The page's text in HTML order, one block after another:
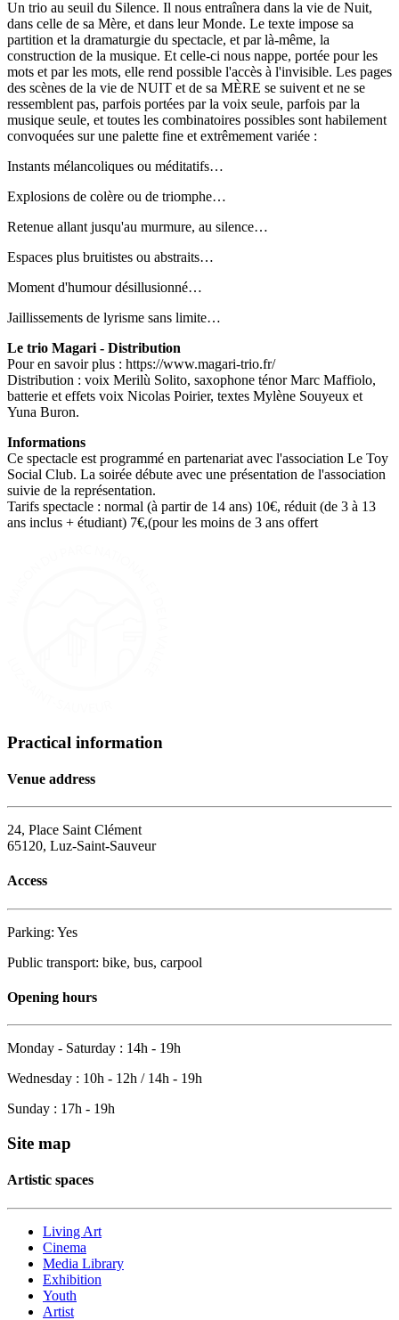
Un trio au seuil du Silence. Il nous entraînera dans la vie de Nuit,
dans celle de sa Mère, et dans leur Monde. Le texte impose sa
partition et la dramaturgie du spectacle, et par là-même, la
construction de la musique. Et celle-ci nous nappe, portée pour les
mots et par les mots, elle rend possible l'accès à l'invisible. Les pages
des scènes de la vie de NUIT et de sa MÈRE se suivent et ne se
ressemblent pas, parfois portées par la voix seule, parfois par la
musique seule, et toutes les combinatoires possibles sont habilement
convoquées sur une palette fine et extrêmement variée :
Instants mélancoliques ou méditatifs…
Explosions de colère ou de triomphe…
Retenue allant jusqu'au murmure, au silence…
Espaces plus bruitistes ou abstraits…
Moment d'humour désillusionné…
Jaillissements de lyrisme sans limite…
Le trio Magari - Distribution
Pour en savoir plus : https://www.magari-trio.fr/
Distribution : voix Merilù Solito, saxophone ténor Marc Maffiolo,
batterie et effets voix Nicolas Poirier, textes Mylène Souyeux et
Yuna Buron.
Informations
Ce spectacle est programmé en partenariat avec l'association Le Toy
Social Club. La soirée débute avec une présentation de l'association
suivie de la représentation.
Tarifs spectacle : normal (à partir de 14 ans) 10€, réduit (de 3 à 13
ans inclus + étudiant) 7€,(pour les moins de 3 ans offert
Practical information
Venue address
24, Place Saint Clément
65120, Luz-Saint-Sauveur
Access
Parking: Yes
Public transport: bike, bus, carpool
Opening hours
Monday - Saturday : 14h - 19h
Wednesday : 10h - 12h / 14h - 19h
Sunday : 17h - 19h
Site map
Artistic spaces
Living Art
Cinema
Media Library
Exhibition
Youth
Artist